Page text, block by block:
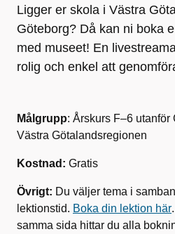
Ligger er skola i Västra
Göteborg? Då kan ni boka
med museet! En
rolig och enkel att
Målgrupp: Årskurs F–6 utanför
Västra Götalandsregionen
Kostnad: Gratis
Övrigt: Du väljer tema i
lektionstid. Boka din lektion här
samma sida hittar du alla